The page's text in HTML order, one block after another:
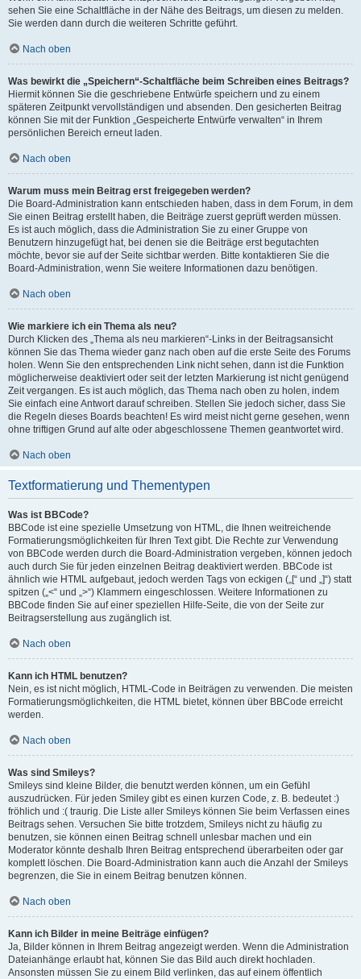
sehen Sie eine Schaltfläche in der Nähe des Beitrags, um diesen zu melden.
Sie werden dann durch die weiteren Schritte geführt.
Nach oben
Was bewirkt die „Speichern“-Schaltfläche beim Schreiben eines Beitrags?
Hiermit können Sie die geschriebene Entwürfe speichern und zu einem
späteren Zeitpunkt vervollständigen und absenden. Den gesicherten Beitrag
können Sie mit der Funktion „Gespeicherte Entwürfe verwalten“ in Ihrem
persönlichen Bereich erneut laden.
Nach oben
Warum muss mein Beitrag erst freigegeben werden?
Die Board-Administration kann entschieden haben, dass in dem Forum, in dem
Sie einen Beitrag erstellt haben, die Beiträge zuerst geprüft werden müssen.
Es ist auch möglich, dass die Administration Sie zu einer Gruppe von
Benutzern hinzugefügt hat, bei denen sie die Beiträge erst begutachten
möchte, bevor sie auf der Seite sichtbar werden. Bitte kontaktieren Sie die
Board-Administration, wenn Sie weitere Informationen dazu benötigen.
Nach oben
Wie markiere ich ein Thema als neu?
Durch Klicken des „Thema als neu markieren“-Links in der Beitragsansicht
können Sie das Thema wieder ganz nach oben auf die erste Seite des Forums
holen. Wenn Sie den entsprechenden Link nicht sehen, dann ist die Funktion
möglicherweise deaktiviert oder seit der letzten Markierung ist nicht genügend
Zeit vergangen. Es ist auch möglich, das Thema nach oben zu holen, indem
Sie einfach eine Antwort darauf schreiben. Stellen Sie jedoch sicher, dass Sie
die Regeln dieses Boards beachten! Es wird meist nicht gerne gesehen, wenn
ohne triftigen Grund auf alte oder abgeschlossene Themen geantwortet wird.
Nach oben
Textformatierung und Thementypen
Was ist BBCode?
BBCode ist eine spezielle Umsetzung von HTML, die Ihnen weitreichende
Formatierungsmöglichkeiten für Ihren Text gibt. Die Rechte zur Verwendung
von BBCode werden durch die Board-Administration vergeben, können jedoch
auch durch Sie für jeden einzelnen Beitrag deaktiviert werden. BBCode ist
ähnlich wie HTML aufgebaut, jedoch werden Tags von eckigen („[“ und „]“) statt
spitzen („<“ und „>“) Klammern eingeschlossen. Weitere Informationen zu
BBCode finden Sie auf einer speziellen Hilfe-Seite, die von der Seite zur
Beitragserstellung aus zugänglich ist.
Nach oben
Kann ich HTML benutzen?
Nein, es ist nicht möglich, HTML-Code in Beiträgen zu verwenden. Die meisten
Formatierungsmöglichkeiten, die HTML bietet, können über BBCode erreicht
werden.
Nach oben
Was sind Smileys?
Smileys sind kleine Bilder, die benutzt werden können, um ein Gefühl
auszudrücken. Für jeden Smiley gibt es einen kurzen Code, z. B. bedeutet :)
fröhlich und :( traurig. Die Liste aller Smileys können Sie beim Verfassen eines
Beitrags sehen. Versuchen Sie bitte trotzdem, Smileys nicht zu häufig zu
benutzen, sie können einen Beitrag schnell unlesbar machen und ein
Moderator könnte deshalb Ihren Beitrag entsprechend überarbeiten oder gar
komplett löschen. Die Board-Administration kann auch die Anzahl der Smileys
begrenzen, die Sie in einem Beitrag benutzen können.
Nach oben
Kann ich Bilder in meine Beiträge einfügen?
Ja, Bilder können in Ihrem Beitrag angezeigt werden. Wenn die Administration
Dateianhänge erlaubt hat, können Sie das Bild auch direkt hochladen.
Ansonsten müssen Sie zu einem Bild verlinken, das auf einem öffentlich